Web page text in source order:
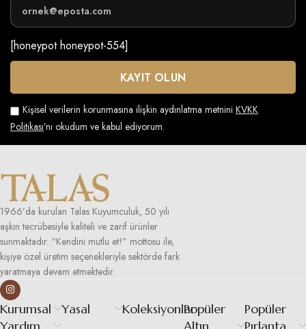
[honeypot honeypot-554]
Kişisel verilerin korunmasına ilişkin aydınlatma metnini KVKK
Politikası’nı okudum ve kabul ediyorum.
1966’da kurulan Talas Kuyumculuk, 50 yılı
aşkın tecrübesiyle kaliteli ve zarif ürünler
sunmaktadır. “Kendini mutlu et!” mottosu ile,
kişiye özel üretim seçenekleriyle sektörde fark
yaratmaya devam etmektedir.
Kurumsal
Yardım
Yasal KoleksiyonlarPopüler
Altın
Popüler
Pırlanta